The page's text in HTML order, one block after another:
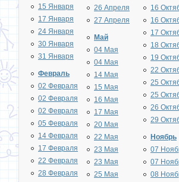
15 Января
17 Января
24 Января
30 Января
31 Января
Февраль
02 Февраля
02 Февраля
02 Февраля
05 Февраля
14 Февраля
17 Февраля
22 Февраля
28 Февраля
26 Апреля
27 Апреля
Май
04 Мая
04 Мая
14 Мая
15 Мая
16 Мая
17 Мая
20 Мая
22 Мая
23 Мая
23 Мая
25 Мая
16
16
17
18
19
22
25
25
26
29
Ноябрь
07
07
08